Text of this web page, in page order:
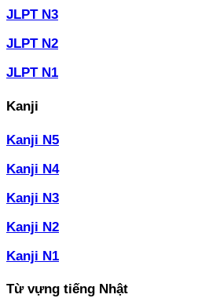
JLPT N3
JLPT N2
JLPT N1
Kanji
Kanji N5
Kanji N4
Kanji N3
Kanji N2
Kanji N1
Từ vựng tiếng Nhật